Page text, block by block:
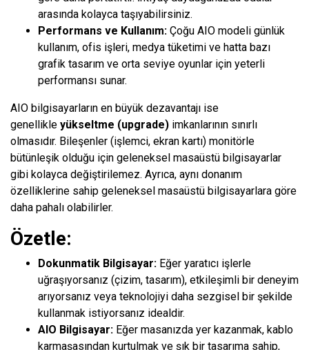
arasında kolayca taşıyabilirsiniz.
Performans ve Kullanım: Çoğu AIO modeli günlük
kullanım, ofis işleri, medya tüketimi ve hatta bazı
grafik tasarım ve orta seviye oyunlar için yeterli
performansı sunar.
AIO bilgisayarların en büyük dezavantajı ise
genellikle yükseltme (upgrade) imkanlarının sınırlı
olmasıdır. Bileşenler (işlemci, ekran kartı) monitörle
bütünleşik olduğu için geleneksel masaüstü bilgisayarlar
gibi kolayca değiştirilemez. Ayrıca, aynı donanım
özelliklerine sahip geleneksel masaüstü bilgisayarlara göre
daha pahalı olabilirler.
Özetle:
Dokunmatik Bilgisayar: Eğer yaratıcı işlerle
uğraşıyorsanız (çizim, tasarım), etkileşimli bir deneyim
arıyorsanız veya teknolojiyi daha sezgisel bir şekilde
kullanmak istiyorsanız idealdir.
AIO Bilgisayar: Eğer masanızda yer kazanmak, kablo
karmaşasından kurtulmak ve şık bir tasarıma sahip,